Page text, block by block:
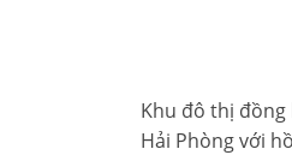
Khu đô thị
Hải Phòng với